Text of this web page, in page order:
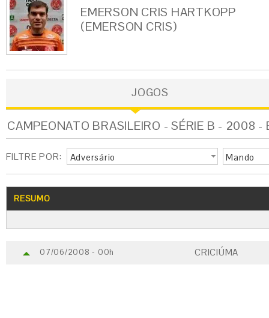
EMERSON CRIS HARTKOPP
(EMERSON CRIS)
JOGOS
CAMPEONATO BRASILEIRO - SÉRIE B - 2008 -
FILTRE POR: Adversário Mando
RESUMO
07/06/2008 - 00h CRICIÚMA